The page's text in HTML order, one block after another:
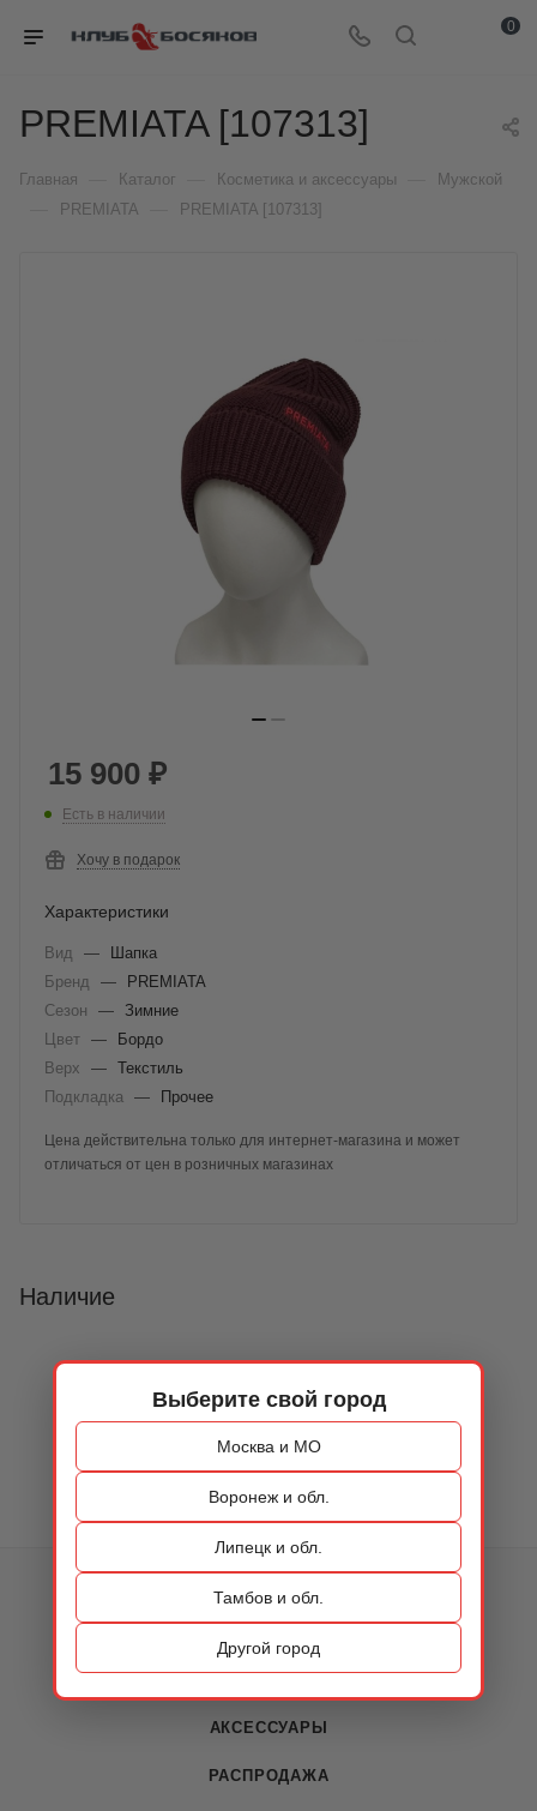
Выберите свой город
Москва и МО
Воронеж и обл.
Липецк и обл.
Тамбов и обл.
Другой город
0
PREMIATA [107313]
Главная Каталог Косметика и аксессуары Мужской
PREMIATA PREMIATA [107313]
15 900 ₽
Есть в наличии
Хочу в подарок
Характеристики
Вид —
Шапка
Бренд
—
PREMIATA
Сезон
— Зимние
Цвет —
Бордо
Верх
— Текстиль
Подкладка
— Прочее
Цена действительна только для интернет-магазина и может
отличаться от цен в розничных магазинах
Наличие
АКСЕССУАРЫ
РАСПРОДАЖА